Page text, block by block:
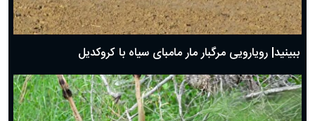
ببینید| رویارویی مرگبار مار مامبای سیاه با کروکدیل